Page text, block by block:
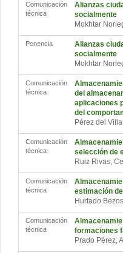
Comunicación
técnica
Alianzas
socialmente
Mokhtar
Ponencia
Alianzas
socialmente
Mokhtar
Comunicación
técnica
del
aplicaciones
del
Pérez del
Comunicación
técnica
selección de
Ruiz Rivas,
Comunicación
técnica
estimación
Hurtado
Comunicación
técnica
formaciones
Prado Pérez,